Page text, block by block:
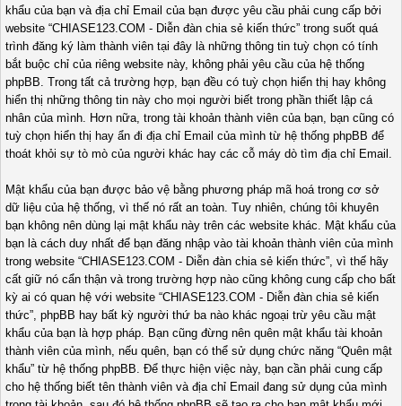
khẩu của bạn và địa chỉ Email của bạn được yêu cầu phải cung cấp bởi
website “CHIASE123.COM - Diễn đàn chia sẻ kiến thức” trong suốt quá
trình đăng ký làm thành viên tại đây là những thông tin tuỳ chọn có tính
bắt buộc chỉ của riêng website này, không phải yêu cầu của hệ thống
phpBB. Trong tất cả trường hợp, bạn đều có tuỳ chọn hiển thị hay không
hiển thị những thông tin này cho mọi người biết trong phần thiết lập cá
nhân của mình. Hơn nữa, trong tài khoản thành viên của bạn, bạn cũng có
tuỳ chọn hiển thị hay ẩn đi địa chỉ Email của mình từ hệ thống phpBB để
thoát khỏi sự tò mò của người khác hay các cỗ máy dò tìm địa chỉ Email.
Mật khẩu của bạn được bảo vệ bằng phương pháp mã hoá trong cơ sở
dữ liệu của hệ thống, vì thế nó rất an toàn. Tuy nhiên, chúng tôi khuyên
bạn không nên dùng lại mật khẩu này trên các website khác. Mật khẩu của
bạn là cách duy nhất để bạn đăng nhập vào tài khoản thành viên của mình
trong website “CHIASE123.COM - Diễn đàn chia sẻ kiến thức”, vì thế hãy
cất giữ nó cẩn thận và trong trường hợp nào cũng không cung cấp cho bất
kỳ ai có quan hệ với website “CHIASE123.COM - Diễn đàn chia sẻ kiến
thức”, phpBB hay bất kỳ người thứ ba nào khác ngoại trừ yêu cầu mật
khẩu của bạn là hợp pháp. Bạn cũng đừng nên quên mật khẩu tài khoản
thành viên của mình, nếu quên, bạn có thể sử dụng chức năng “Quên mật
khẩu” từ hệ thống phpBB. Để thực hiện việc này, bạn cần phải cung cấp
cho hệ thống biết tên thành viên và địa chỉ Email đang sử dụng của mình